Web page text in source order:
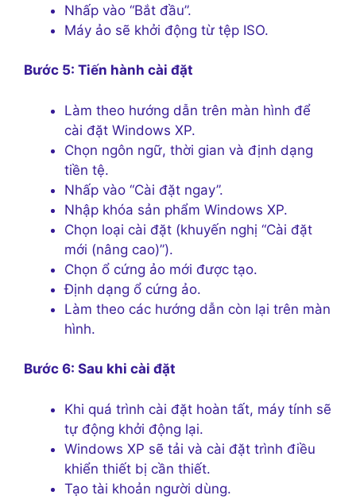
Nhấp vào “Bắt đầu”.
Máy ảo sẽ khởi động từ tệp ISO.
Bước 5: Tiến hành cài đặt
Làm theo hướng dẫn trên màn hình để
cài đặt Windows XP.
Chọn ngôn ngữ, thời gian và định dạng
tiền tệ.
Nhấp vào “Cài đặt ngay”.
Nhập khóa sản phẩm Windows XP.
Chọn loại cài đặt (khuyến nghị “Cài đặt
mới (nâng cao)”).
Chọn ổ cứng ảo mới được tạo.
Định dạng ổ cứng ảo.
Làm theo các hướng dẫn còn lại trên màn
hình.
Bước 6: Sau khi cài đặt
Khi quá trình cài đặt hoàn tất, máy tính sẽ
tự động khởi động lại.
Windows XP sẽ tải và cài đặt trình điều
khiển thiết bị cần thiết.
Tạo tài khoản người dùng.